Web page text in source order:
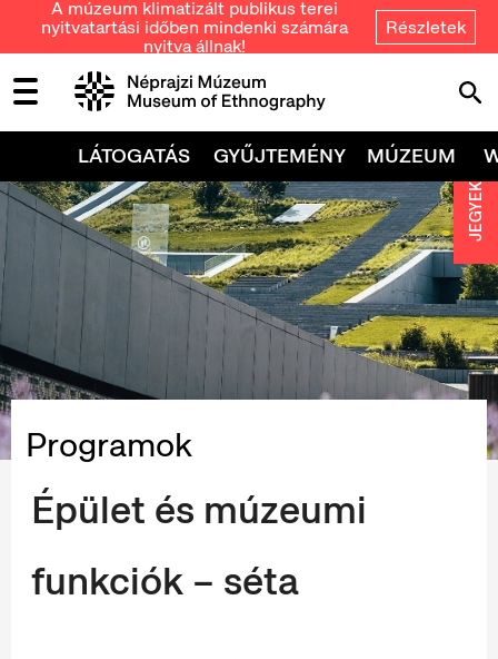
A múzeum klimatizált publikus terei
nyitvatartási időben mindenki számára
nyitva állnak!
Részletek
LÁTOGATÁS GYŰJTEMÉNY MÚZEUM
Programok
Épület és múzeumi
funkciók – séta
JEGYEK